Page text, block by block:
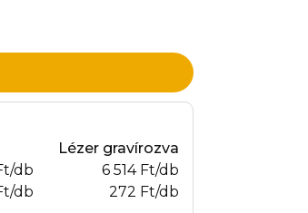
Lézer gravírozva
db
6 514 Ft/db
db
272 Ft/db